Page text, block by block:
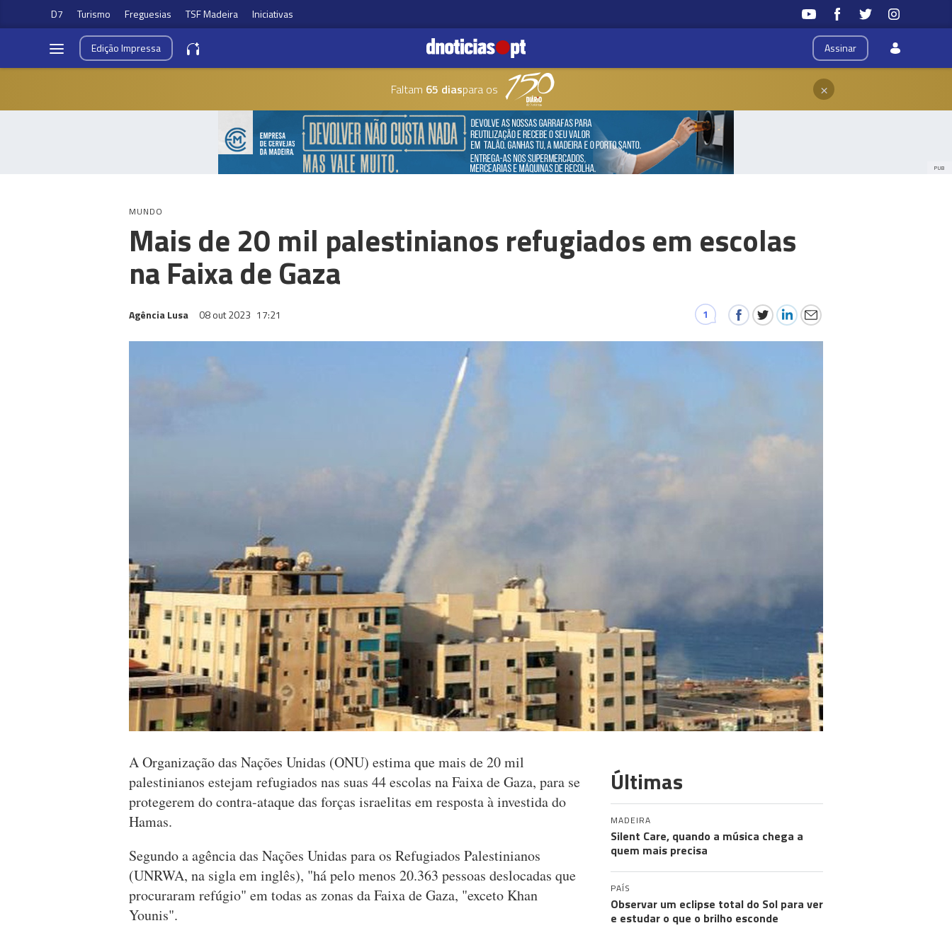
D7 Turismo Freguesias TSF Madeira Iniciativas
Assinar
EdiçãoImpressa
Faltam 65 diaspara os ×
PUB
MUNDO
Mais de 20 mil palestinianos refugiados em escolas
na Faixa de Gaza
Agência Lusa 08 out 2023 17:21 1
A Organização das Nações Unidas (ONU) estima que mais de 20 mil
palestinianos estejam refugiados nas suas 44 escolas na Faixa de Gaza, para se
protegerem do contra-ataque das forças israelitas em resposta à investida do
Hamas.
Segundo a agência das Nações Unidas para os Refugiados Palestinianos
(UNRWA, na sigla em inglês), "há pelo menos 20.363 pessoas deslocadas que
procuraram refúgio" em todas as zonas da Faixa de Gaza, "exceto Khan
Younis".
Últimas
MADEIRA
Silent Care, quando a música chega a
quem mais precisa
PAÍS
Observar um eclipse total do Sol para ver
e estudar o que o brilho esconde